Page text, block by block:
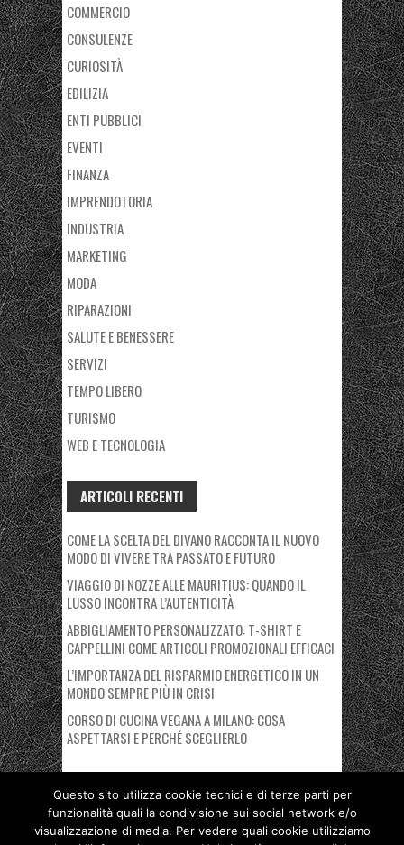
COMMERCIO
CONSULENZE
CURIOSITÀ
EDILIZIA
ENTI PUBBLICI
EVENTI
FINANZA
IMPRENDOTORIA
INDUSTRIA
MARKETING
MODA
RIPARAZIONI
SALUTE E BENESSERE
SERVIZI
TEMPO LIBERO
TURISMO
WEB E TECNOLOGIA
ARTICOLI RECENTI
COME LA SCELTA DEL DIVANO RACCONTA IL NUOVO
MODO DI VIVERE TRA PASSATO E FUTURO
VIAGGIO DI NOZZE ALLE MAURITIUS: QUANDO IL
LUSSO INCONTRA L’AUTENTICITÀ
ABBIGLIAMENTO PERSONALIZZATO: T-SHIRT E
CAPPELLINI COME ARTICOLI PROMOZIONALI EFFICACI
L’IMPORTANZA DEL RISPARMIO ENERGETICO IN UN
MONDO SEMPRE PIÙ IN CRISI
CORSO DI CUCINA VEGANA A MILANO: COSA
ASPETTARSI E PERCHÉ SCEGLIERLO
Copyright © 2026 Nuovo Polo Fiera Milano. Proudly powered by
Deegita.
Questo sito utilizza cookie tecnici e di terze parti per
funzionalità quali la condivisione sui social network e/o
visualizzazione di media. Per vedere quali cookie utilizziamo